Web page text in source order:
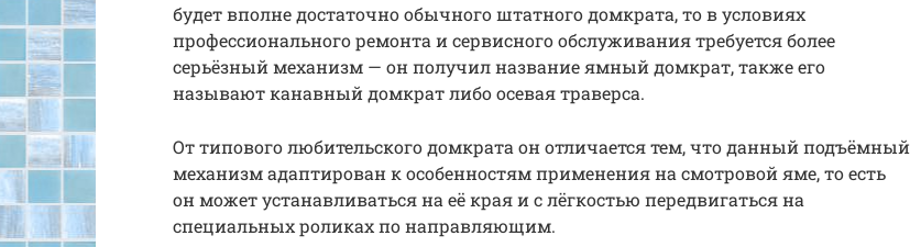
будет вполне достаточно обычного штатного домкрата, то в условиях
профессионального ремонта и сервисного обслуживания требуется более
серьёзный механизм — он получил название ямный домкрат, также его
называют канавный домкрат либо осевая траверса.
От типового любительского домкрата он отличается тем, что данный подъёмный
механизм адаптирован к особенностям применения на смотровой яме, то есть
он может устанавливаться на её края и с лёгкостью передвигаться на
специальных роликах по направляющим.